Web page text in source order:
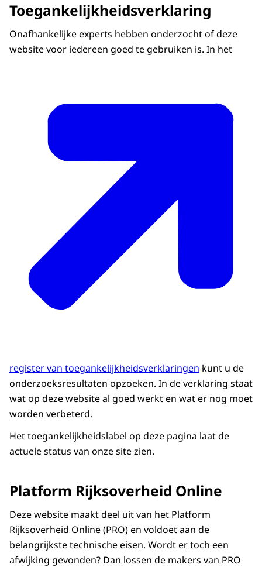
Toegankelijkheidsverklaring
Onafhankelijke experts hebben onderzocht of deze
website voor iedereen goed te gebruiken is. In het
register van toegankelijkheidsverklaringen kunt u de
onderzoeksresultaten opzoeken. In de verklaring staat
wat op deze website al goed werkt en wat er nog moet
worden verbeterd.
Het toegankelijkheidslabel op deze pagina laat de
actuele status van onze site zien.
Platform Rijksoverheid Online
Deze website maakt deel uit van het Platform
Rijksoverheid Online (PRO) en voldoet aan de
belangrijkste technische eisen. Wordt er toch een
afwijking gevonden? Dan lossen de makers van PRO